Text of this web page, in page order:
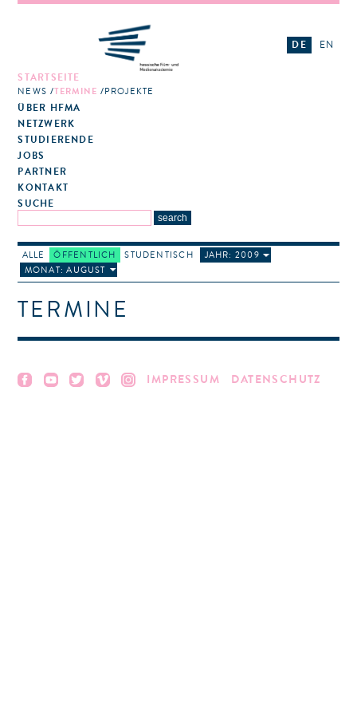
STARTSEITE
NEWS TERMINE PROJEKTE
ÜBER HFMA
NETZWERK
STUDIERENDE
JOBS
PARTNER
KONTAKT
SUCHE
DE EN
ALLE ÖFFENTLICH STUDENTISCH
JAHR: 2009
MONAT: AUGUST
TERMINE
IMPRESSUM DATENSCHUTZ